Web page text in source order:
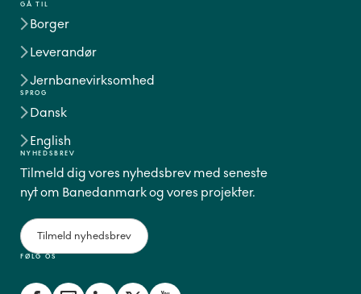
GÅ TIL
Borger
Leverandør
Jernbanevirksomhed
SPROG
Dansk
English
FØLG OS
NYHEDSBREV
Tilmeld dig vores nyhedsbrev med seneste
nyt om Banedanmark og vores projekter.
Tilmeld nyhedsbrev